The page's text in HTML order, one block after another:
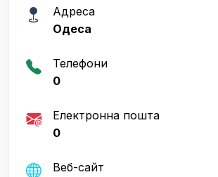
Адреса
Одеса
Телефони
0
Електронна пошта
0
Веб-сайт